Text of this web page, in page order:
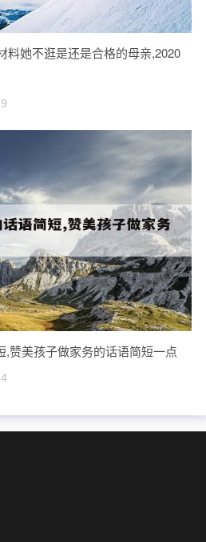
料她不逛是还是合格的母亲,2020
赞美孩子做家务的话语简短一点